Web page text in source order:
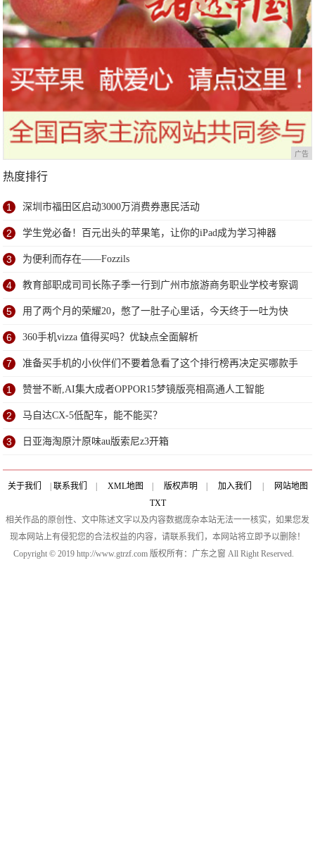
广告
热度排行
1 深圳市福田区启动3000万消费券惠民活动
2 学生党必备！百元出头的苹果笔，让你的iPad成为学习神器
3 为便利而存在——Fozzils
4 教育部职成司司长陈子季一行到广州市旅游商务职业学校考察调
研
5 用了两个月的荣耀20，憋了一肚子心里话，今天终于一吐为快
6 360手机vizza 值得买吗？优缺点全面解析
7 准备买手机的小伙伴们不要着急看了这个排行榜再决定买哪款手
机吧
1 赞誉不断,AI集大成者OPPOR15梦镜版亮相高通人工智能
2 马自达CX-5低配车，能不能买？
3 日亚海淘原汁原味au版索尼z3开箱
关于我们 联系我们 XML地图 版权声明 加入我们
网站地图
TXT
相关作品的原创性、文中陈述文字以及内容数据庞杂本站无法一一核实，如果您发
现本网站上有侵犯您的合法权益的内容，请联系我们，本网站将立即予以删除！
Copyright © 2019 http://www.gtrzf.com 版权所有：广东之窗 All Right Reserved.